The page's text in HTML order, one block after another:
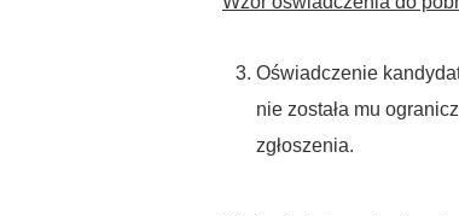
Oświadczenie
nie została mu
zgłoszenia.